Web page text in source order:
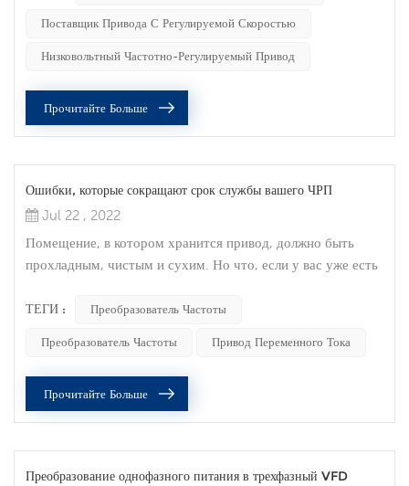
они могут помочь вам отремонтировать или заменить
ваше устройство. Ниже приведены некоторые из самых
Поставщик Привода С Регулируемой Скоростью
Низковольтный Частотно-Регулируемый Привод
Прочитайте Больше
Ошибки, которые сокращают срок службы вашего ЧРП
Jul 22 , 2022
Помещение, в котором хранится привод, должно быть
прохладным, чистым и сухим. Но что, если у вас уже есть
инженеров о клиенте, у которого есть ЧРП, я спросил,
обслуживании этого оборудования? Исходя из всех данных
им советов, хочу напомнить, что работать с
электрощитами должен только квалифицированный п...
ТЕГИ : Преобразователь Частоты
Преобразователь Частоты Привод Переменного Тока
Прочитайте Больше
Преобразование однофазного питания в трехфазный VFD